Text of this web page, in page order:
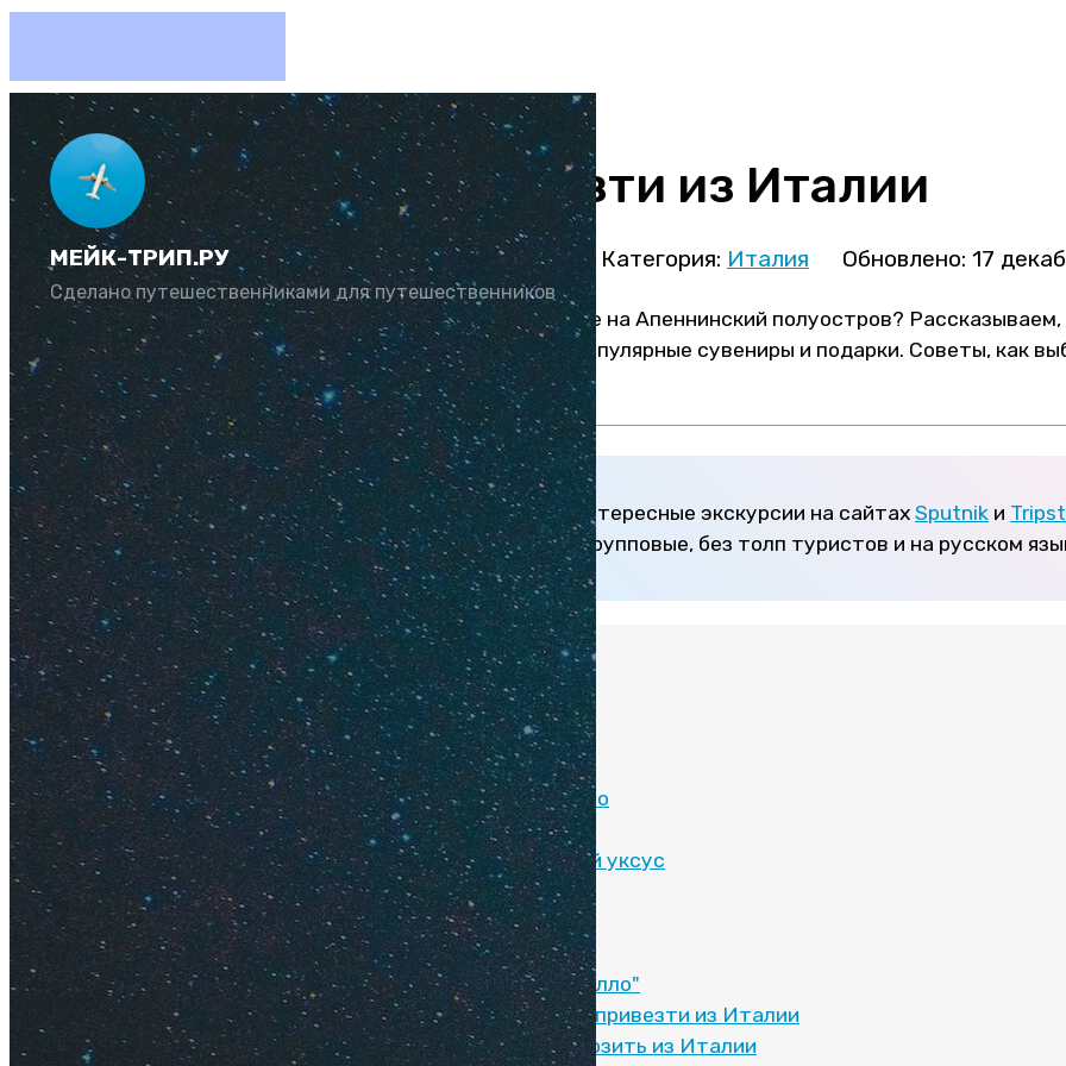
МЕЙК-ТРИП.РУ
Сделано путешественниками для путешественников
Что привезти из Италии
Автор: Юлия Козлова Категория: Италия Обновлено: 17
Собрались в путешествие на Апеннинский полуостров? Рассказываем,
Италии. Сколько стоят популярные сувениры и подарки. Советы, как
дешевле.
Ищите авторские интересные экскурсии на сайтахSputnik и
Индивидуальные и групповые, без толп туристов и на русском
Содержание:
Кукла Пиноккио
Фарфор
Оливковое масло
Шоколад
Бальзамический уксус
Паста
Сыр
Вино
Ликер "Лимончелло"
Что еще можно привезти из Италии
Что нельзя вывозить из Италии